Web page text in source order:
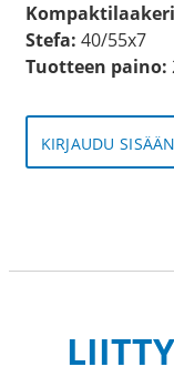
Stefa: 40/55x7
Tuotteen paino:
KIRJAUDU